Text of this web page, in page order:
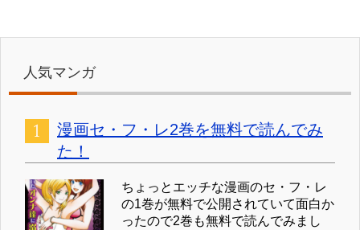
人気マンガ
漫画セ・フ・レ2巻を無料で読んでみ
た！
ちょっとエッチな漫画のセ・フ・レ
の1巻が無料で公開されていて面白か
ったので2巻も無料で読んでみまし